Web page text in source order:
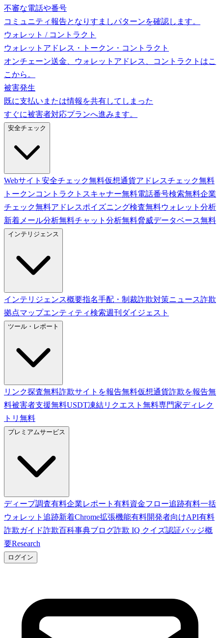
不審な電話や番号
コミュニティ報告となりすましパターンを確認します。
ウォレット / コントラクト
ウォレットアドレス・トークン・コントラクト
オンチェーン送金、ウォレットアドレス、コントラクトはこ
こから。
被害発生
既に支払いまたは情報を共有してしまった
すぐに被害者対応プランへ進みます。
安全チェック
Webサイト安全チェック無料仮想通貨アドレスチェック無料
トークンコントラクトスキャナー無料電話番号検索無料企業
チェック無料アドレスポイズニング検査無料ウォレット分析
新着 メール分析無料チャット分析無料脅威データベース無料
インテリジェンス
インテリジェンス概要指名手配・制裁詐欺対策ニュース詐欺
拠点マップエンティティ検索週刊ダイジェスト
ツール・レポート
リンク探査無料詐欺サイトを報告無料仮想通貨詐欺を報告無
料被害者支援無料USDT凍結リクエスト 無料専門家ディレク
トリ 無料
プレミアムサービス
ディープ調査有料企業レポート 有料資金フロー追跡有料一括
ウォレット追跡新着Chrome拡張機能有料開発者向けAPI有料
詐欺ガイド詐欺百科事典ブログ詐欺 IQ クイズ認証バッジ概
要Research
ログイン